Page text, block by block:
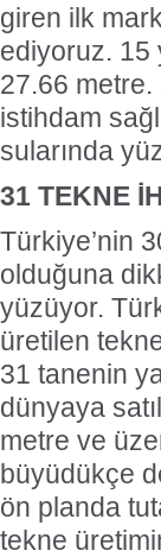
giren ilk
ediyoruz. 15
27.66
istihdam
sularında
31 TEKNE
Türkiye’nin
olduğuna
yüzüyor.
üretilen
31 tanenin
dünyaya
metre ve
büyüdükçe
ön planda
tekne